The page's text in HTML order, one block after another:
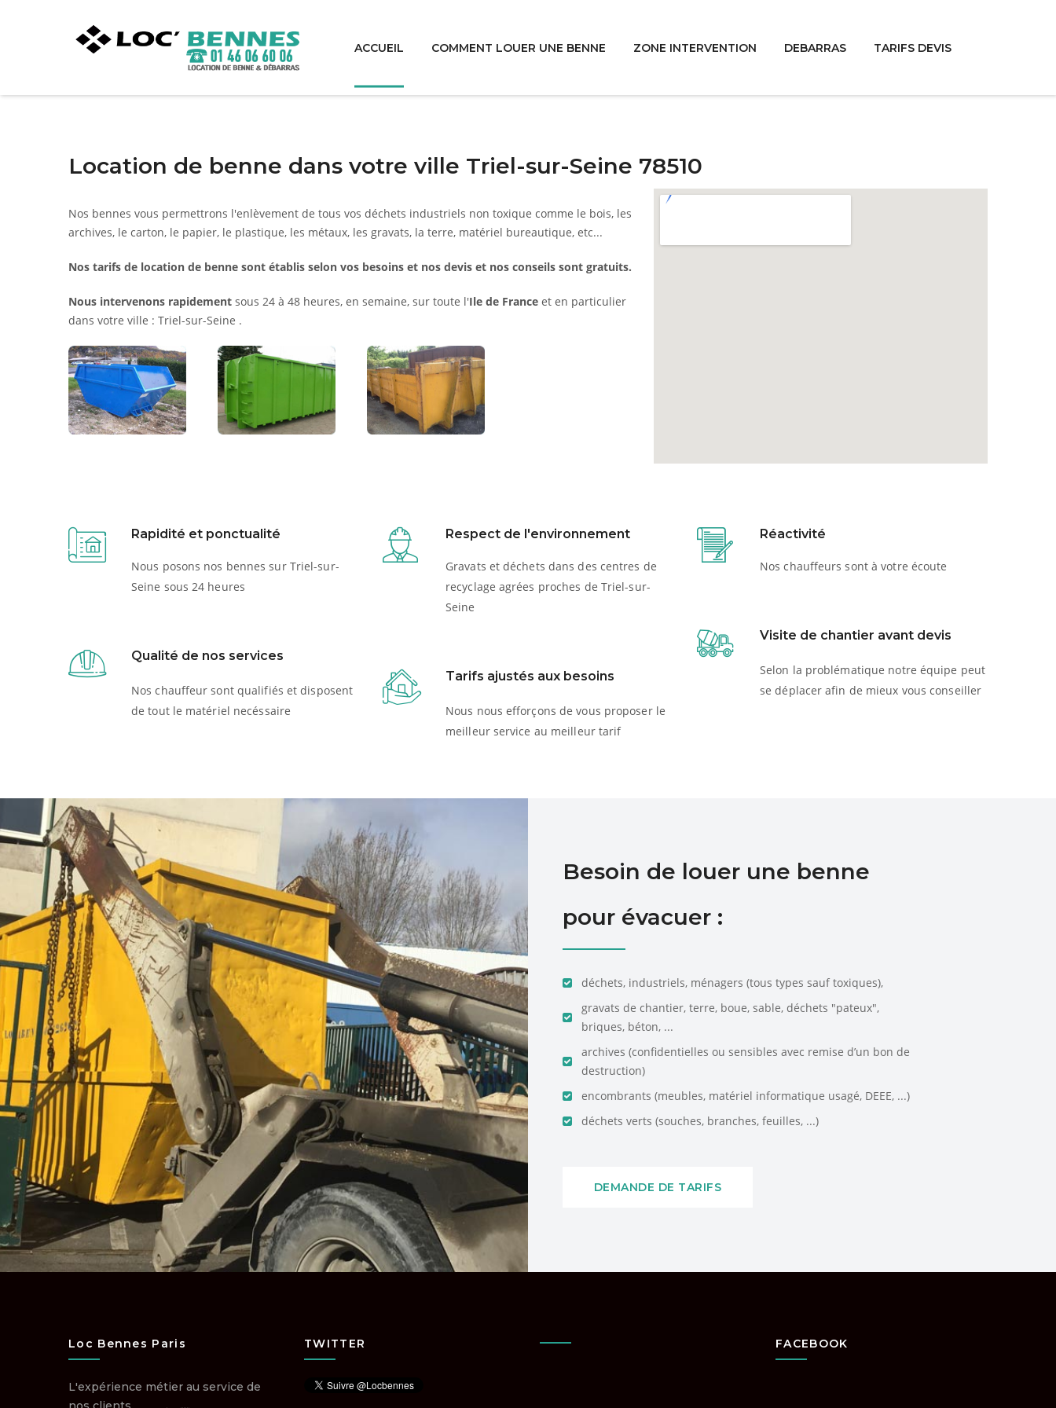
ACCUEIL COMMENT LOUER UNE BENNE ZONE INTERVENTION DEBARRAS TARIFS DEVIS
Location de benne dans votre ville Triel-sur-Seine 78510
Nos bennes vous permettrons l'enlèvement de tous vos déchets industriels non toxique comme le bois, les
archives, le carton, le papier, le plastique, les métaux, les gravats, la terre, matériel bureautique, etc...
Nos tarifs de location de benne sont établis selon vos besoins et nos devis et nos conseils sont gratuits.
Nous intervenons rapidement sous 24 à 48 heures, en semaine, sur toute l'Ile de France et en particulier
dans votre ville : Triel-sur-Seine .
Rapidité et ponctualité
Nous posons nos bennes sur Triel-sur-
Seine sous 24 heures
Qualité de nos services
Nos chauffeur sont qualifiés et disposent
de tout le matériel necéssaire
Respect de l'environnement
Gravats et déchets dans des centres de
recyclage agrées proches de Triel-sur-
Seine
Tarifs ajustés aux besoins
Nous nous efforçons de vous proposer le
meilleur service au meilleur tarif
Réactivité
Nos chauffeurs sont à votre écoute
Visite de chantier avant devis
Selon la problématique notre équipe peut
se déplacer afin de mieux vous conseiller
Besoin de louer une benne
pour évacuer :
déchets, industriels, ménagers (tous types sauf toxiques),
gravats de chantier, terre, boue, sable, déchets "pateux",
briques, béton, ...
archives (confidentielles ou sensibles avec remise d’un bon de
destruction)
encombrants (meubles, matériel informatique usagé, DEEE, ...)
déchets verts (souches, branches, feuilles, ...)
DEMANDE DE TARIFS
Loc Bennes Paris
L'expérience métier au service de
TWITTER FACEBOOK